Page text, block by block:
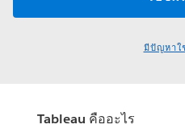
มีปัญหาใ
Tableau คืออะไร